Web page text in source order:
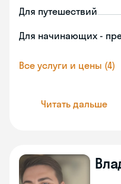
Для путешествий
Для начинающих -
Все услуги и цены (4)
Читать дальше